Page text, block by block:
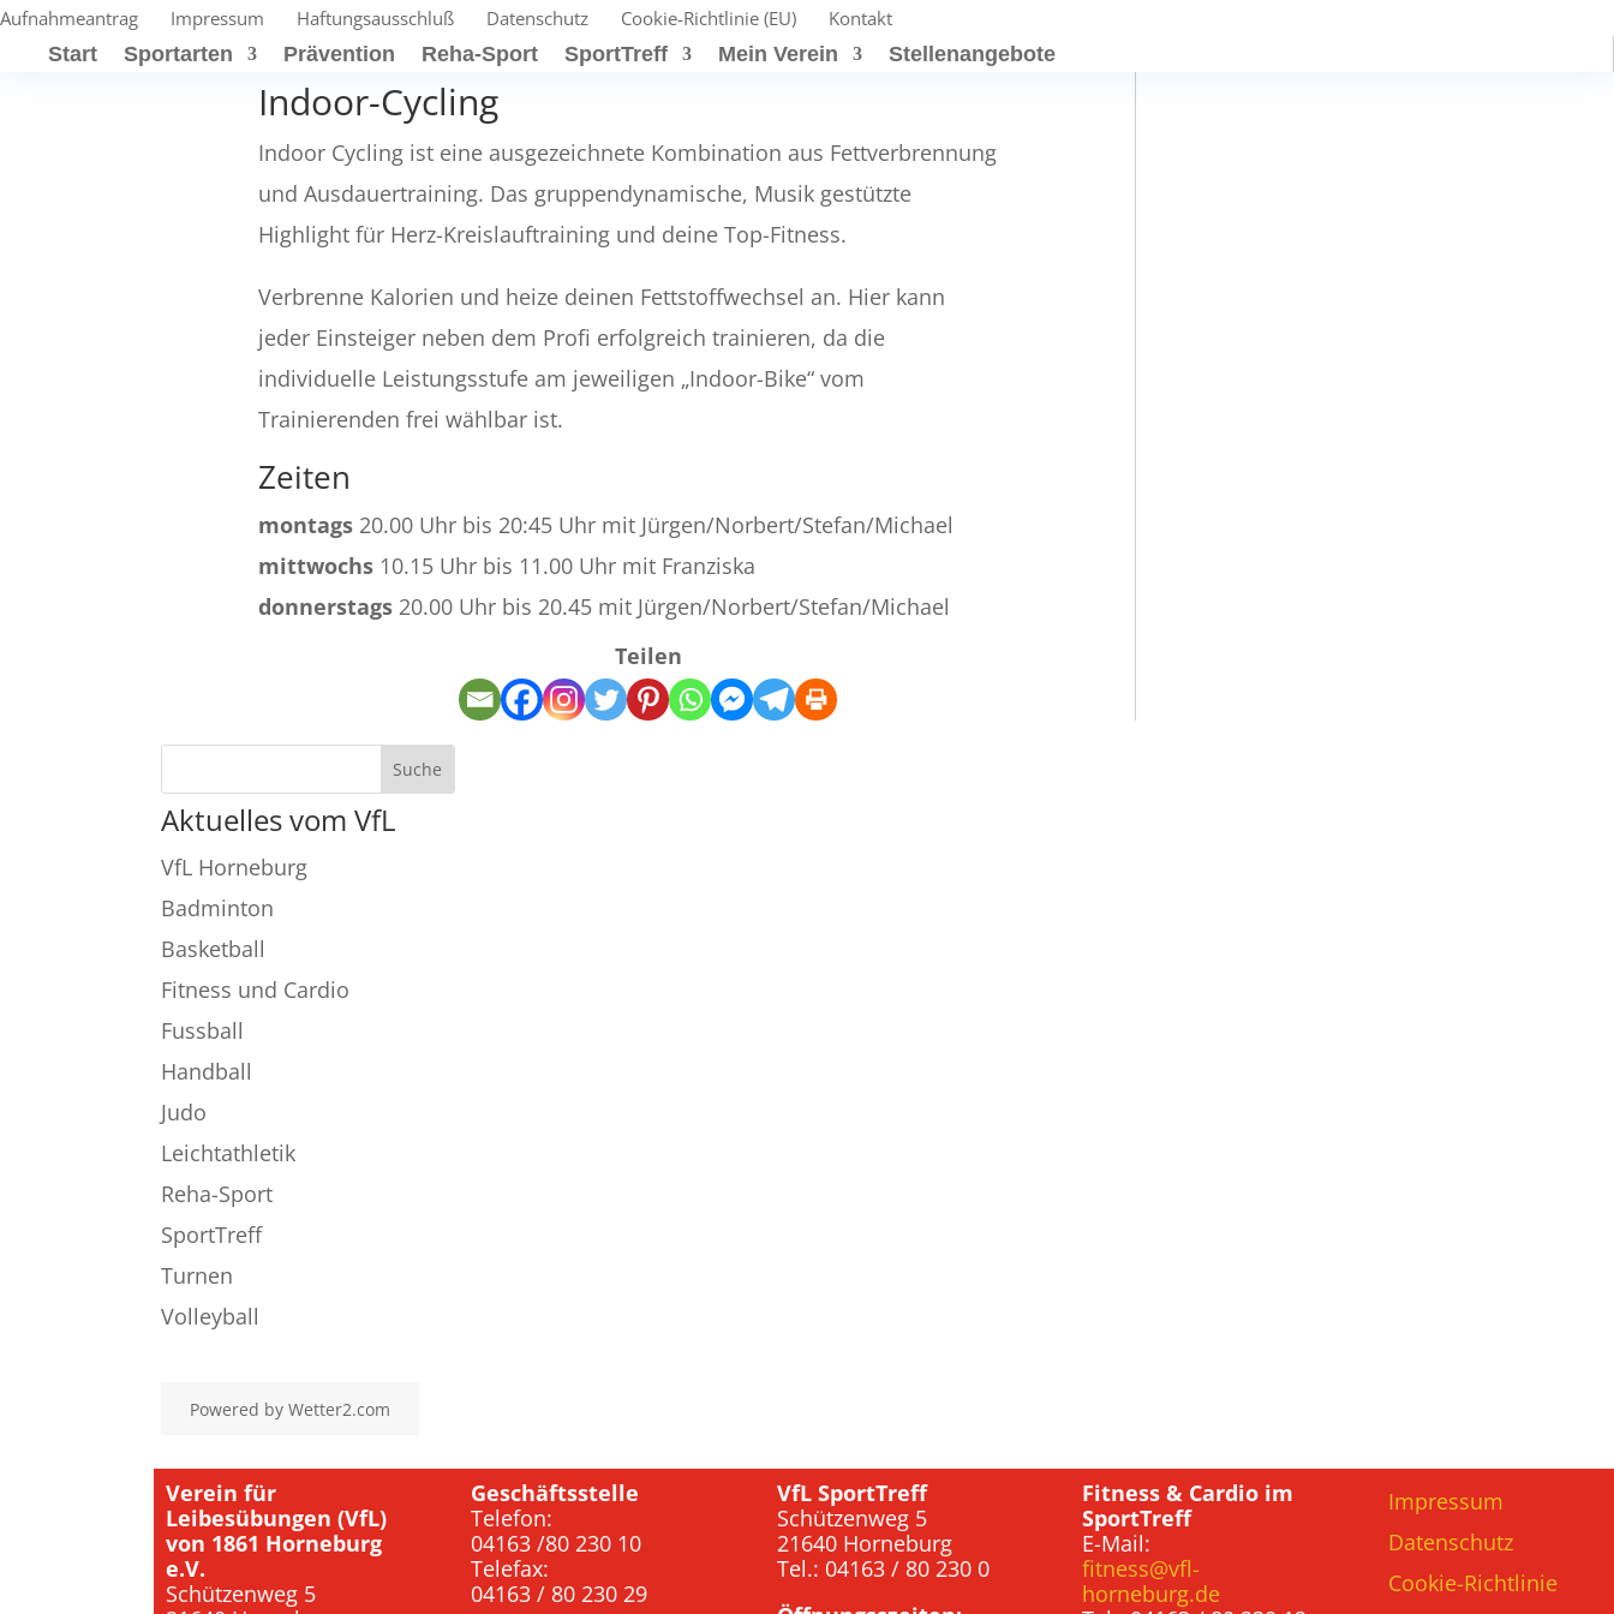
Aufnahmeantrag Impressum Haftungsausschluß Datenschutz Cookie-Richtlinie (EU)
Kontakt
Start
Sportarten Prävention Reha-Sport SportTreff Mein Verein Stellenangebote
Indoor-Cycling
Indoor Cycling ist eine ausgezeichnete Kombination aus Fettverbrennung
und Ausdauertraining. Das gruppendynamische, Musik gestützte
Highlight für Herz-Kreislauftraining und deine Top-Fitness.
Verbrenne Kalorien und heize deinen Fettstoffwechsel an. Hier kann
jeder Einsteiger neben dem Profi erfolgreich trainieren, da die
individuelle Leistungsstufe am jeweiligen „Indoor-Bike“ vom
Trainierenden frei wählbar ist.
Zeiten
montags 20.00 Uhr bis 20:45 Uhr mit Jürgen/Norbert/Stefan/Michael
mittwochs 10.15 Uhr bis 11.00 Uhr mit Franziska
donnerstags 20.00 Uhr bis 20.45 mit Jürgen/Norbert/Stefan/Michael
Teilen
Aktuelles vom VfL
VfL Horneburg
Badminton
Basketball
Fitness und Cardio
Fussball
Handball
Judo
Leichtathletik
Reha-Sport
SportTreff
Turnen
Volleyball
Powered byWetter2.com
Verein für
Leibesübungen (VfL)
von 1861 Horneburg
e.V.
Schützenweg 5
Geschäftsstelle
Telefon:
04163 /80 230 10
Telefax:
04163 / 80 230 29
VfL SportTreff
Schützenweg 5
21640 Horneburg
Tel.: 04163 / 80 230 0
Fitness & Cardio im
SportTreff
E-Mail:
fitness@vfl-
horneburg.de
Impressum
Datenschutz
Cookie-Richtlinie